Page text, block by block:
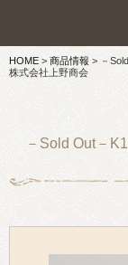
HOME > 商品情報> －
株式会社上野商会
－Sold Out－